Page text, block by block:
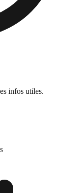
infos utiles.